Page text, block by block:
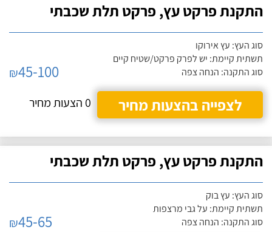
התקנת פרקט עץ, פרקט תלת שכבתי
סוג העץ: עץ אירוקו
תשתית קיימת: יש לפרק פרקט/שטיח קיים
סוג התקנה: הנחה צפה
₪45-100
לצפייה בהצעות מחיר
0 הצעות מחיר
התקנת פרקט עץ, פרקט תלת שכבתי
סוג העץ: עץ בוק
תשתית קיימת: על גבי מרצפות
סוג התקנה: הנחה צפה
₪45-65